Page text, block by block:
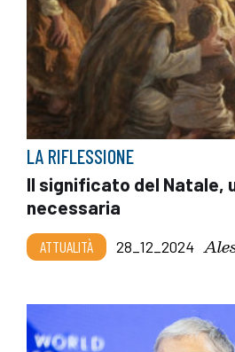
LA RIFLESSIONE
Il significato del Natale,
necessaria
ATTUALITÀ 28_12_2024